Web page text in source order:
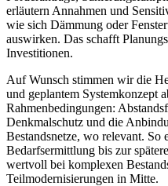
erläutern Annahmen und
wie sich Dämmung oder
auswirken. Das schafft
Investitionen.
Auf Wunsch stimmen wir die
und geplantem Systemkonzept
Rahmenbedingungen:
Denkmalschutz und die
Bestandsnetze, wo relevant. So
Bedarfsermittlung bis zur
wertvoll bei komplexen
Teilmodernisierungen in Mitte.